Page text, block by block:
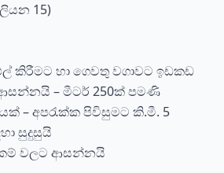
15)
කිරීමට හා ගෙවතු වගාවට ඉඩකඩ
ආසන්නයි – මීටර් 250ක් පමණි
– අපරැක්ක පිවිසුමට කි.මී. 5
සුදුසුයි
වලට ආසන්නයි